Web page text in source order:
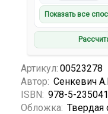
Показать все
Артикул: 00523278
Автор: Сенкевич
ISBN: 978-5-
Обложка: Твердая